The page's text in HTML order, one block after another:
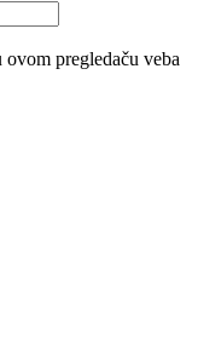
pregledaču veba